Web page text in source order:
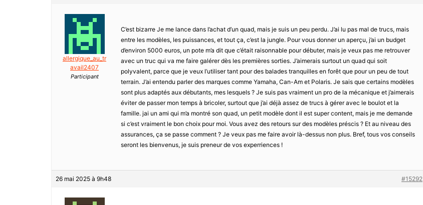
allergique_au_tr
avail2407
Participant
C’est bizarre Je me lance dans l’achat d’un quad, mais je suis un peu perdu. J’ai lu pas mal de trucs, mais
entre les modèles, les puissances, et tout ça, c’est la jungle. Pour vous donner un aperçu, j’ai un budget
d’environ 5000 euros, un pote m’a dit que c’était raisonnable pour débuter, mais je veux pas me retrouver
avec un truc qui va me faire galérer dès les premières sorties. J’aimerais surtout un quad qui soit
polyvalent, parce que je veux l’utiliser tant pour des balades tranquilles en forêt que pour un peu de tout
terrain. J’ai entendu parler des marques comme Yamaha, Can-Am et Polaris. Je sais que certains modèles
sont plus adaptés aux débutants, mes lesquels ? Je suis pas vraiment un pro de la mécanique et j’aimerais
éviter de passer mon temps à bricoler, surtout que j’ai déjà assez de trucs à gérer avec le boulot et la
famille. jai un ami qui m’a montré son quad, un petit modèle dont il est super content, mais je me demande
si c’est vraiment le bon choix pour moi. Vous avez des retours sur des modèles préscis ? Et au niveau des
assurances, ça se passe comment ? Je veux pas me faire avoir là-dessus non plus. Bref, tous vos conseils
seront les bienvenus, je suis preneur de vos experriences !
26 mai 2025 à 9h48 #15292